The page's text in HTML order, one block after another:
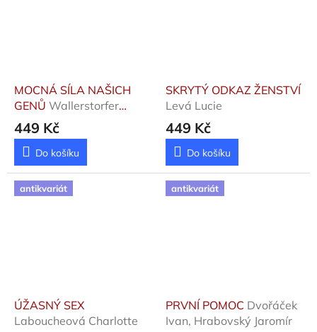
MOCNÁ SÍLA NAŠICH
GENŮ Wallerstorfer
Daniel
449 Kč
Do košíku
SKRYTÝ ODKAZ ŽENSTVÍ
Levá Lucie
449 Kč
Do košíku
antikvariát
ÚŽASNÝ SEX
Laboucheová Charlotte
antikvariát
PRVNÍ POMOC Dvořáček
Ivan, Hrabovský Jaromír